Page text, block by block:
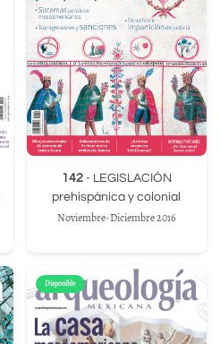
142- LEGISLACIÓN
prehispánica y colonial
Noviembre-Diciembre 2016
Disponible